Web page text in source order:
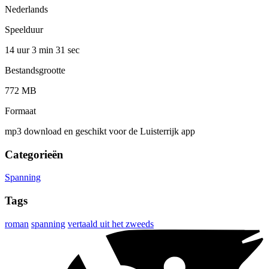
Nederlands
Speelduur
14 uur 3 min 31 sec
Bestandsgrootte
772 MB
Formaat
mp3 download en geschikt voor de Luisterrijk app
Categorieën
Spanning
Tags
roman spanning vertaald uit het zweeds